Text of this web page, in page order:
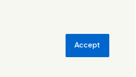
Accept